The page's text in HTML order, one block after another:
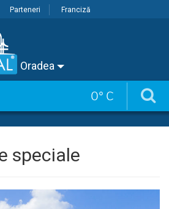
Parteneri Franciză
Oradea
0° C
speciale